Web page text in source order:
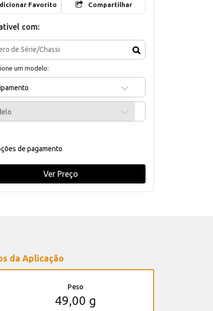
Favorito Compartilhar
com:
um modelo:
de pagamento
Ver Preço
da Aplicação
Peso
49,00 g